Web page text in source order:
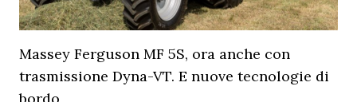
Massey Ferguson MF 5S, ora anche con
trasmissione Dyna-VT. E nuove tecnologie di